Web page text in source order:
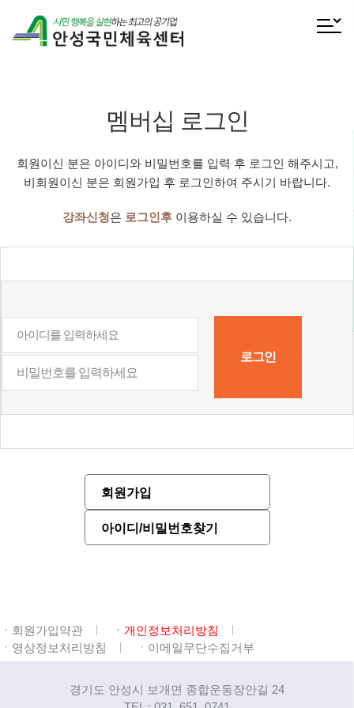
전체메
멤버십 로그인
회원이신 분은 아이디와 비밀번호를 입력 후 로그인 해주시고,
비회원이신 분은 회원가입 후 로그인하여 주시기 바랍니다.
강좌신청은 로그인후 이용하실 수 있습니다.
회원가입
아이디/비밀번호찾기
ㆍ회원가입약관
ㆍ개인정보처리방침
ㆍ영상정보처리방침
ㆍ이메일무단수집거부
경기도 안성시 보개면 종합운동장안길 24